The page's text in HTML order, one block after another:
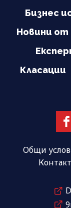
Бизнес
Новини от
Класации
Общи